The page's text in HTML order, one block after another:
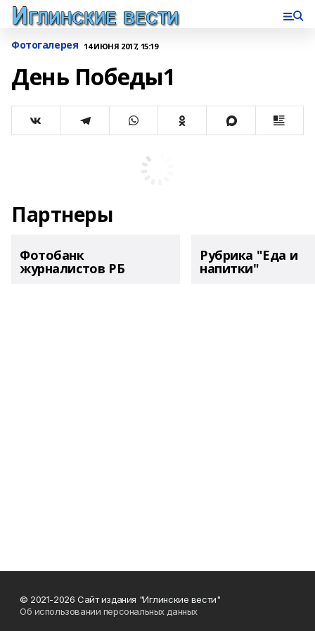
Фотогалерея 14 ИЮНЯ 2017, 15:19
День Победы1
Партнеры
Фотобанк
журналистов РБ
Рубрика "Еда и
напитки"
© 2021-2026 Сайт издания "Иглинские вести"
Об использовании персональных данных